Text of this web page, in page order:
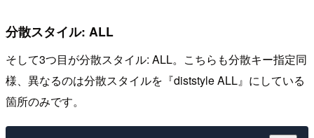
分散スタイル: ALL
そして3つ目が分散スタイル: ALL。こちらも分散キー指定同
様、異なるのは分散スタイルを『diststyle ALL』にしている
箇所のみです。